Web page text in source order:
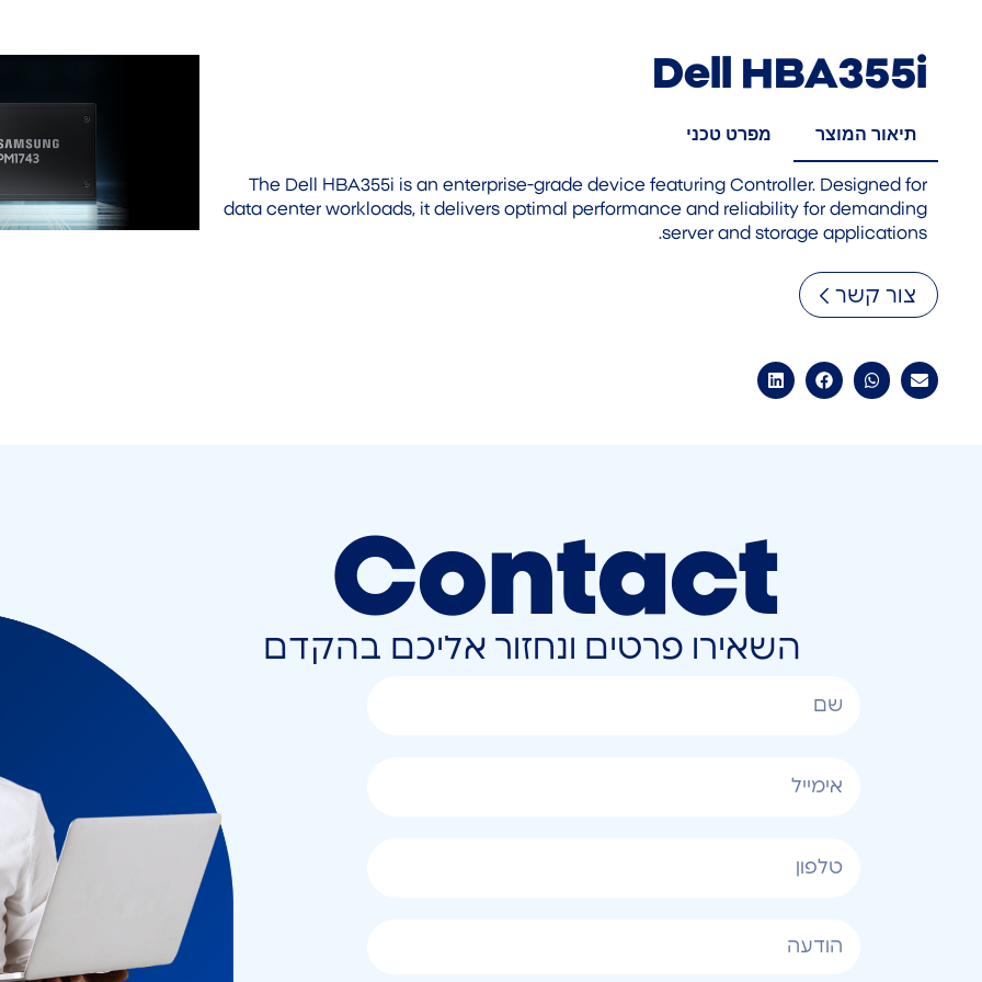
Dell HBA355i
תיאור המוצר מפרט טכני
The Dell HBA355i is an enterprise-grade device featuring Controller. Designed for
data center workloads, it delivers optimal performance and reliability for demanding
server and storage applications.
צור קשר
Contact
השאירו פרטים ונחזור אליכם בהקדם